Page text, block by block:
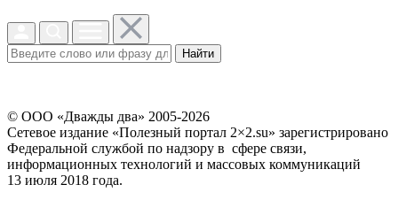
Найти
© ООО «Дважды два» 2005-2026
Сетевое издание «Полезный портал 2×2.su» зарегистрировано
Федеральной службой по надзору в сфере связи,
информационных технологий и массовых коммуникаций
13 июля 2018 года.